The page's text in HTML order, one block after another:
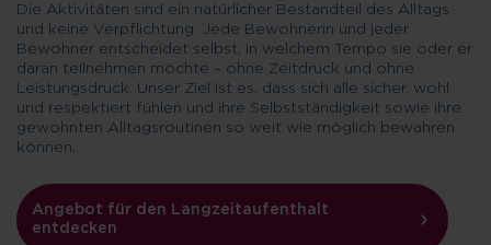
Die Aktivitäten sind ein natürlicher Bestandteil des Alltags
und keine Verpflichtung. Jede Bewohnerin und jeder
Bewohner entscheidet selbst, in welchem Tempo sie oder er
daran teilnehmen möchte – ohne Zeitdruck und ohne
Leistungsdruck. Unser Ziel ist es, dass sich alle sicher, wohl
und respektiert fühlen und ihre Selbstständigkeit sowie ihre
gewohnten Alltagsroutinen so weit wie möglich bewahren
können.
Angebot für den Langzeitaufenthalt
entdecken